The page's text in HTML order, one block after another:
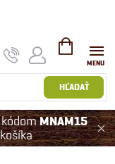
HĽADAŤ
NÁKUPNÝ
KOŠÍK
MNAM15